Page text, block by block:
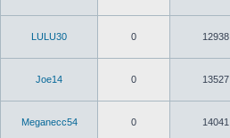
LULU30 0 12938
Joe14 0 13527
Meganecc54 0 14041